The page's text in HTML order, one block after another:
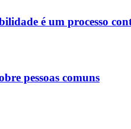
é um processo
pessoas comuns